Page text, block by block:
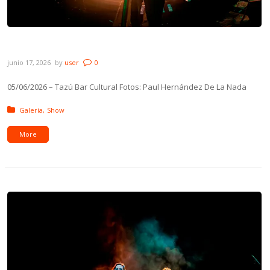
junio 17, 2026 by user 0
05/06/2026 – Tazú Bar Cultural Fotos: Paul Hernández De La Nada
Posted in:
Galería Show
More